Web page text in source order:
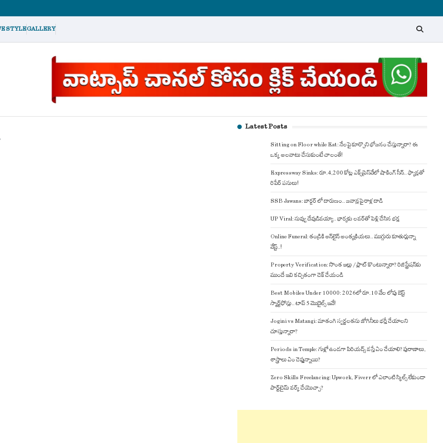
STYLEGALLERY
Latest Posts
Sitting on Floor while Eat: నేలపై కూర్చొని భోజనం చేస్తున్నారా? ఈ
ఒక్క అలవాటు చేసుకుంటే చాలంతే!
Expressway Sinks: రూ.4,200 కోట్ల ఎక్స్‌ప్రెస్‌వేలో షాకింగ్ సీన్.. ఫ్యాన్లతో
రిపేర్ పనులు!
SSB Jawans: బార్డర్ లో దారుణం.. జవాన్లపై రాళ్ల దాడి
UP Viral: నువ్వు దేవుడివయ్యా.. భార్యకు లవర్‌తో పెళ్లి చేసిన భర్త
Online Funeral: తండ్రికి ఆన్‌లైన్ అంత్యక్రియలు.. ముగ్గురు కూతుర్లున్నా
వేస్ట్..!
Property Verification: సొంత ఇల్లు / ప్లాట్ కొంటున్నారా? రిజిస్ట్రేషన్‌కు
ముందే ఇవి కచ్చితంగా చెక్ చేయండి
Best Mobiles Under 10000: 2026లో రూ.10 వేల లోపు బెస్ట్
స్మార్ట్‌ఫోన్లు.. టాప్ 5 మొబైల్స్ ఇవే!
Jogini vs Matangi: మాతంగి స్వర్ణలతను జోగినీలు భర్తీ చేయాలని
చూస్తున్నారా?
Periods in Temple: గుళ్లో ఉండగా పిరియడ్స్ వస్తే ఏం చేయాలి? పురాణాలు,
శాస్త్రాలు ఏం చెప్తున్నాయి?
Zero Skills Freelancing: Upwork, Fiverr లో ఎలాంటి స్కిల్స్ లేకుండా
పార్ట్‌టైమ్ వర్క్ చేయొచ్చా?